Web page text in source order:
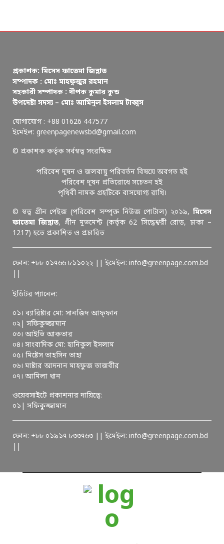
প্রকাশক: মিসেস ফাতেমা জিন্নাত
সম্পাদক : মোঃ মাহফুজুর রহমান
সহকারী সম্পাদক : দীপক কুমার কুন্ড
উপদেষ্টা সদস্য – মোঃ আমিনুল ইসলাম টাব্বুস
যোগাযোগ : +88 01626 447577
ইমেইল: greenpagenewsbd@gmail.com
© প্রকাশক কর্তৃক সর্বস্বত্ব সংরক্ষিত
পরিবেশ দূষন ও জলবায়ু পরিবর্তন বিষয়ে অবগত হই
পরিবেশ দূষন প্রতিরোধে সচেতন হই
পৃথিবী নামক গ্রহটিকে বাসযোগ্য রাখি।
© স্বত্ব গ্রীন পেইজ (পরিবেশ সম্পৃক্ত নিউজ পোর্টাল) ২০১৯, মিসেস
ফাতেমা জিন্নাত, গ্রীন মুভমেন্ট (কর্তৃক 62 সিদ্ধেশ্বরী রোড, ঢাকা –
1217) হতে প্রকাশিত ও প্রচারিত
ফোন: +৮৮ ০১৭৬৬ ৮১১০২২ || ইমেইল: info@greenpage.com.bd
ইডিটর প্যানেল:
০১। ব্যারিষ্টার মো: সানজিদ আফ্ফান
০২| সফিকুজ্জামান
০৩। আইভি আকতার
০৪। সাংবাদিক মো: হানিকুল ইসলাম
০৫। মিষ্টেস তাহসিন তাহা
০৬। মাষ্টার আদনান মাহফুজ তাজবীর
০৭। আমিলা খান
ওয়েবসাইটে প্রকাশনার দায়িত্বে:
০১| সফিকুজ্জামান
ফোন: +৮৮ ০১৯১৭ ৮৩৩৭৬৩ || ইমেইল: info@greenpage.com.bd